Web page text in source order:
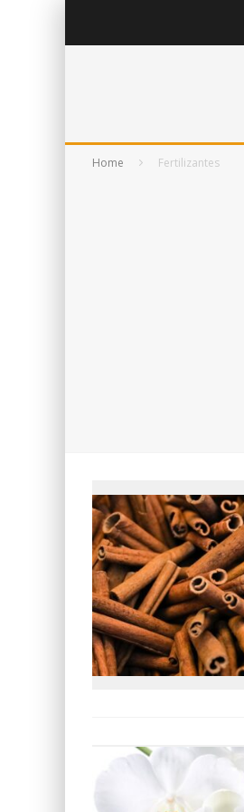
Home Fertilizantes